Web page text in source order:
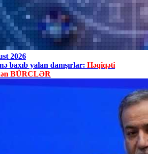
2026
baxıb yalan danışırlar: Həqiqəti
BÜRCLƏR